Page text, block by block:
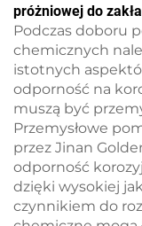
próżniowej do
Podczas doboru
chemicznych
istotnych
odporność na
muszą być
Przemysłowe
przez Jinan
odporność
dzięki wysokiej
czynnikiem do